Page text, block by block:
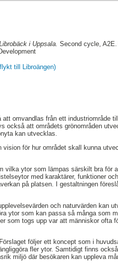
i Uppsala. Second cycle,
till Libroängen)
att omvandlas från ett industriområde
också att områdets grönområden
kan utvecklas.
för hur området skall kunna
vilka ytor som lämpas särskilt bra för
med karaktärer, funktioner
på platsen. I gestaltningen
och naturvärden kan
ytor som kan passa så många som
som togs upp var att människor ofta
följer ett koncept som i
fler ytor. Samtidigt finns
miljö där besökaren kan uppleva